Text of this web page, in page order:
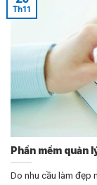
Phần mềm quản
Do nhu cầu làm đẹp
Th11